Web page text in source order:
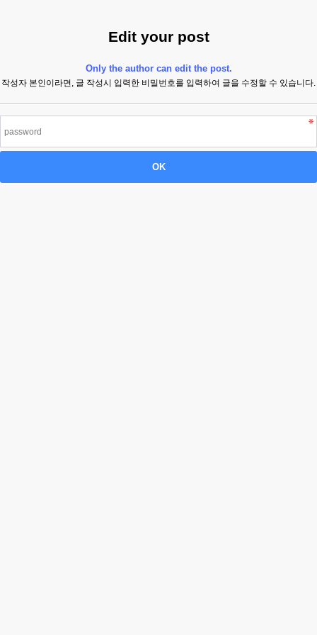
Edit your post
Only the author can edit the post.
작성자 본인이라면, 글 작성시 입력한 비밀번호를 입력하여 글을 수정할 수 있습니다.